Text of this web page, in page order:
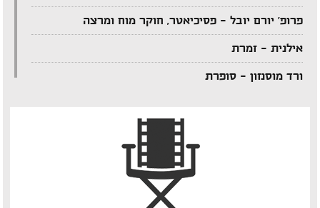
פרופ' יורם יובל – פסיכיאטר, חוקר מוח ומרצה
אילנית – זמרת
ורד מוסנזון – סופרת
אביהו מדינה – מוזיקאי ויוצר
יענקל'ה רוטבליט – איש כותב
צדי צרפתי – במאי תיאטרון וטלוויזיה